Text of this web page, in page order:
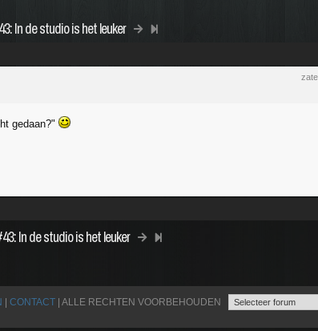
In de studio is het leuker
gedaan?"
In de studio is het leuker
CONTACT | ALLE RECHTEN VOORBEHOUDEN